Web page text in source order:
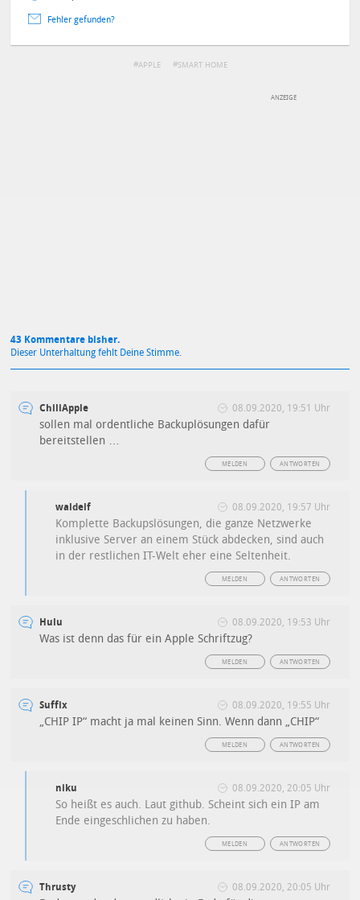
Fehler gefunden?
APPLE SMART HOME
43 Kommentare bisher.
Dieser Unterhaltung fehlt Deine Stimme.
ChiliApple 08.09.2020, 19:51 Uhr
sollen mal ordentliche Backuplösungen dafür
bereitstellen …
ANTWORTEN
MELDEN
waldelf 08.09.2020, 19:57 Uhr
Komplette Backupslösungen, die ganze Netzwerke
inklusive Server an einem Stück abdecken, sind auch
in der restlichen IT-Welt eher eine Seltenheit.
ANTWORTEN
MELDEN
Hulu 08.09.2020, 19:53 Uhr
Was ist denn das für ein Apple Schriftzug?
ANTWORTEN
MELDEN
Suffix 08.09.2020, 19:55 Uhr
„CHIP IP“ macht ja mal keinen Sinn. Wenn dann „CHIP“
ANTWORTEN
MELDEN
niku 08.09.2020, 20:05 Uhr
So heißt es auch. Laut github. Scheint sich ein IP am
Ende eingeschlichen zu haben.
ANTWORTEN
MELDEN
Thrusty 08.09.2020, 20:05 Uhr